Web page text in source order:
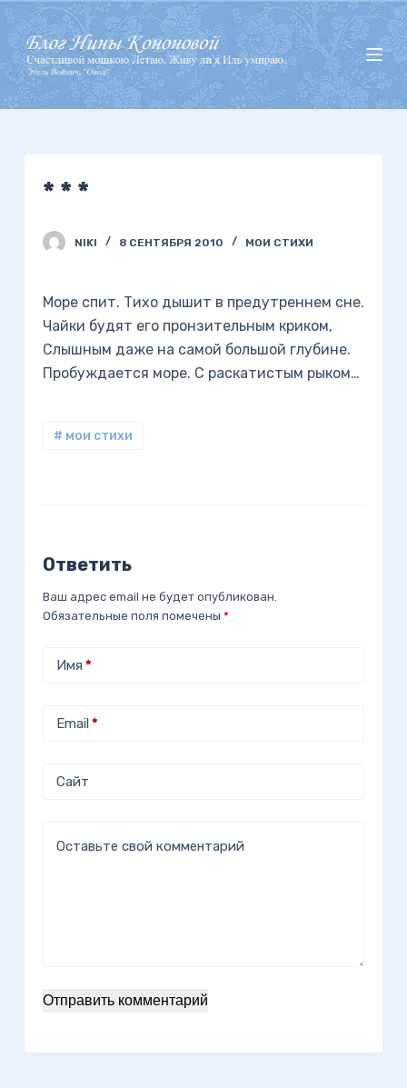
П
е
р
е
й
* * *
NIKI 8 СЕНТЯБРЯ 2010 МОИ СТИХИ
Море спит. Тихо дышит в предутреннем сне.
Чайки будят его пронзительным криком,
Слышным даже на самой большой глубине.
Пробуждается море. С раскатистым рыком…
# мои стихи
Ответить
Ваш адрес email не будет опубликован.
Обязательные поля помечены *
Имя *
Email *
Сайт
Оставьте свой комментарий
Отправить комментарий